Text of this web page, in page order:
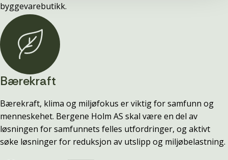
byggevarebutikk.
Bærekraft
Bærekraft, klima og miljøfokus er viktig for samfunn og
menneskehet. Bergene Holm AS skal være en del av
løsningen for samfunnets felles utfordringer, og aktivt
søke løsninger for reduksjon av utslipp og miljøbelastning.